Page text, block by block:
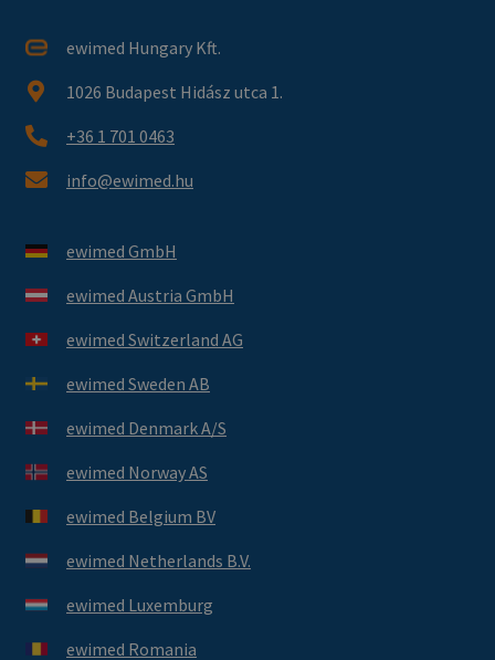
ewimed Hungary Kft.
1026 Budapest Hidász utca 1.
+36 1 701 0463
info@ewimed.hu
ewimed GmbH
ewimed Austria GmbH
ewimed Switzerland AG
ewimed Sweden AB
ewimed Denmark A/S
ewimed Norway AS
ewimed Belgium BV
ewimed Netherlands B.V.
ewimed Luxemburg
ewimed Romania